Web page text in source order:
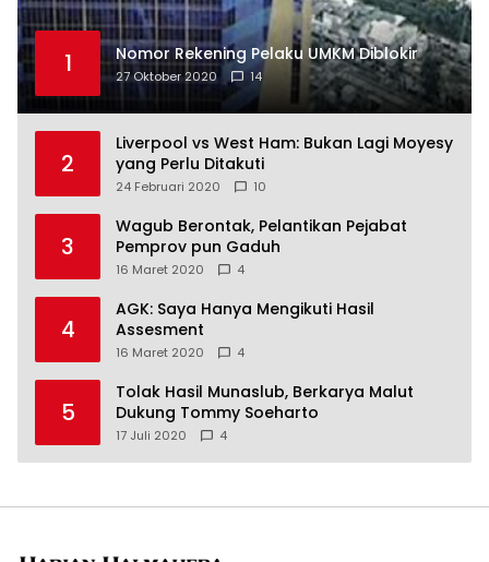
1 Nomor Rekening Pelaku UMKM Diblokir
27 Oktober 2020 14
2
Liverpool vs West Ham: Bukan Lagi Moyesy
yang Perlu Ditakuti
24 Februari 2020 10
3
Wagub Berontak, Pelantikan Pejabat
Pemprov pun Gaduh
16 Maret 2020 4
4
AGK: Saya Hanya Mengikuti Hasil
Assesment
16 Maret 2020 4
5
Tolak Hasil Munaslub, Berkarya Malut
Dukung Tommy Soeharto
17 Juli 2020 4